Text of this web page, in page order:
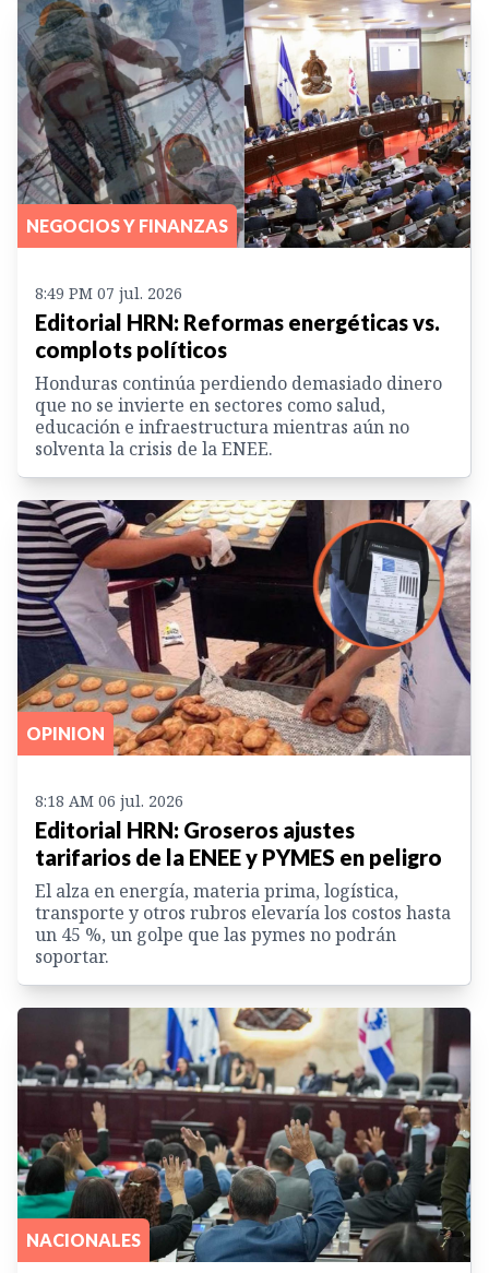
NEGOCIOS Y FINANZAS
8:49 PM 07 jul. 2026
Editorial HRN: Reformas energéticas vs.
complots políticos
Honduras continúa perdiendo demasiado dinero
que no se invierte en sectores como salud,
educación e infraestructura mientras aún no
solventa la crisis de la ENEE.
OPINION
8:18 AM 06 jul. 2026
Editorial HRN: Groseros ajustes
tarifarios de la ENEE y PYMES en peligro
El alza en energía, materia prima, logística,
transporte y otros rubros elevaría los costos hasta
un 45 %, un golpe que las pymes no podrán
soportar.
NACIONALES